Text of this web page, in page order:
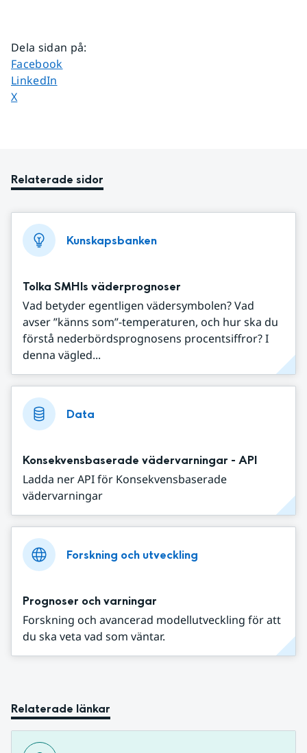
Dela sidan på:
Dela sidan på
Facebook
Dela sidan på
LinkedIn
Dela sidan på
X
Relaterade sidor
Kunskapsbanken
Tolka SMHIs väderprognoser
Vad betyder egentligen vädersymbolen? Vad
avser ”känns som”-temperaturen, och hur ska du
förstå nederbördsprognosens procentsiffror? I
denna vägled...
Data
Konsekvensbaserade vädervarningar - API
Ladda ner API för Konsekvensbaserade
vädervarningar
Forskning och utveckling
Prognoser och varningar
Forskning och avancerad modellutveckling för att
du ska veta vad som väntar.
Relaterade länkar